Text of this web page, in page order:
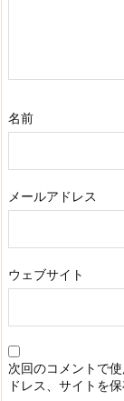
名前
メールアドレス
ウェブサイト
次回のコメントで
ドレス、サイトを保